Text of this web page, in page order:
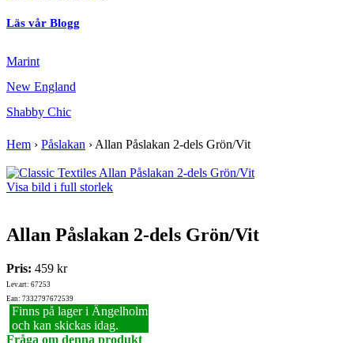
Läs vår Blogg
Marint
New England
Shabby Chic
Hem › Påslakan ›Allan Påslakan 2-dels Grön/Vit
Visa bild i full storlek
Allan Påslakan 2-dels Grön/Vit
Pris: 459 kr
Lev.art: 67253
Ean: 7332797672539
Finns på lager i Ängelholm
och kan skickas idag.
Fråga om denna produkt